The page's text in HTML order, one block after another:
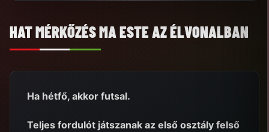
HAT MÉRKŐZÉS MA ESTE AZ ÉLVONALBAN
Ha hétfő, akkor futsal.
Teljes fordulót játszanak az első osztály felső